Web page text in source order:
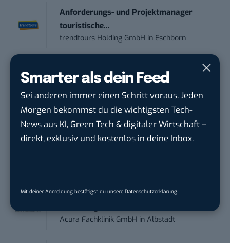
Smarter als dein Feed
Sei anderen immer einen Schritt voraus. Jeden
Morgen bekommst du die wichtigsten Tech-
News aus KI, Green Tech & digitaler Wirtschaft –
direkt, exklusiv und kostenlos in deine Inbox.
Mit deiner Anmeldung bestätigst du unsere Datenschutzerklärung
Anforderungs- und Projektmanager
touristische...
trendtours Holding GmbH in Eschborn
Content Marketing Specialist Product &
Te...
Ferdinand Bilstein GmbH & Co. KGin
Ennepetal
IT Sales & Online Marketing Manager
Marketing Manager – Content
Acura Fachklinik GmbH inAlbstadt